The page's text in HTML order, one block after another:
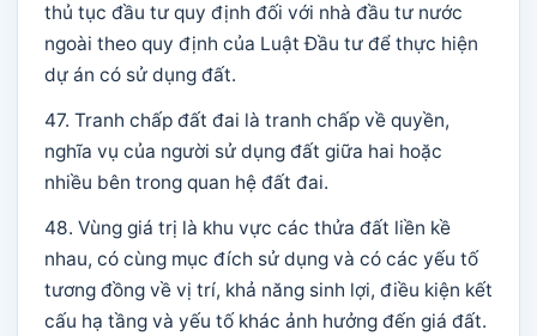
thủ tục đầu tư quy định đối với nhà đầu tư nước
ngoài theo quy định của Luật Đầu tư để thực hiện
dự án có sử dụng đất.
47. Tranh chấp đất đai là tranh chấp về quyền,
nghĩa vụ của người sử dụng đất giữa hai hoặc
nhiều bên trong quan hệ đất đai.
48. Vùng giá trị là khu vực các thửa đất liền kề
nhau, có cùng mục đích sử dụng và có các yếu tố
tương đồng về vị trí, khả năng sinh lợi, điều kiện kết
cấu hạ tầng và yếu tố khác ảnh hưởng đến giá đất.